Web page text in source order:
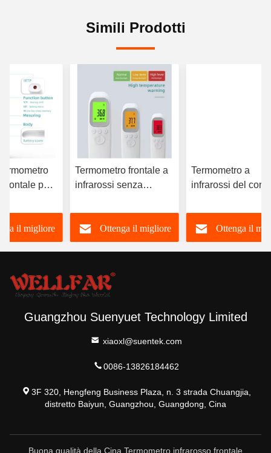
Simili Prodotti
frontale per
il migliore
Termometro frontale a
infrarossi senza
Ottenga il migliore
Termometro a
infrarossi del
AAA e precisione
0,2°C/± 0,4°F
Ottenga il
Guangzhou Suenyuet Technology Limited
xiaoxl@suentek.com
0086-13826184462
3F 320, Hengfeng Business Plaza, n. 3 strada Chuangjia,
distretto Baiyun, Guangzhou, Guangdong, Cina
Buona qualità della Cina Termometro infrarosso frontale